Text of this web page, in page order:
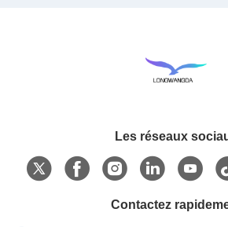
Les réseaux
Contactez